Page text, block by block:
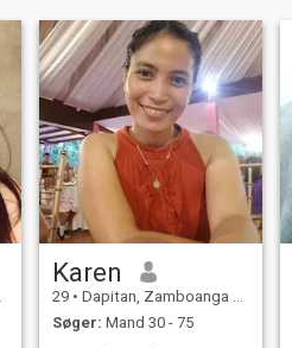
Karen
29 • Dapitan, Zamboanga del Norte, Filippinerne
Søger: Mand 30 - 75